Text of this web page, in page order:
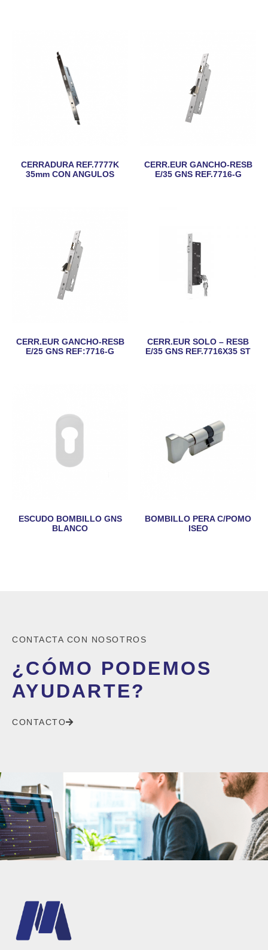
CERRADURA REF.7777K
35mm CON ANGULOS
CERR.EUR GANCHO-RESB
E/35 GNS REF.7716-G
CERR.EUR GANCHO-RESB
E/25 GNS REF:7716-G
CERR.EUR SOLO – RESB
E/35 GNS REF.7716X35 ST
ESCUDO BOMBILLO GNS
BLANCO
BOMBILLO PERA C/POMO
ISEO
CONTACTA CON NOSOTROS
¿CÓMO PODEMOS
AYUDARTE?
CONTACTO